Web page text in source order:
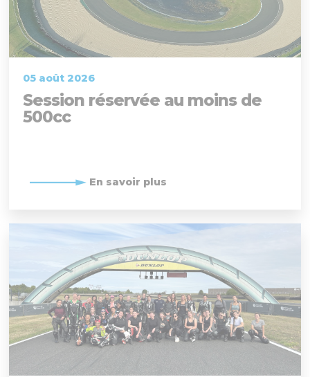
05 août 2026
Session réservée au moins de
500cc
En savoir plus